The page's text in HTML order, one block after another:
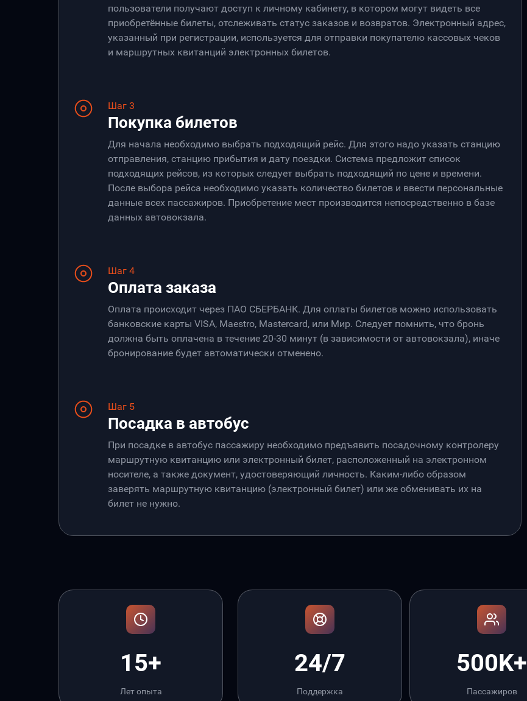
пользователи получают доступ к личному кабинету, в котором могут видеть все
приобретённые билеты, отслеживать статус заказов и возвратов. Электронный адрес,
указанный при регистрации, используется для отправки покупателю кассовых чеков
и маршрутных квитанций электронных билетов.
Шаг 3
Покупка билетов
Для начала необходимо выбрать подходящий рейс. Для этого надо указать станцию
отправления, станцию прибытия и дату поездки. Система предложит список
подходящих рейсов, из которых следует выбрать подходящий по цене и времени.
После выбора рейса необходимо указать количество билетов и ввести персональные
данные всех пассажиров. Приобретение мест производится непосредственно в базе
данных автовокзала.
Шаг 4
Оплата заказа
Оплата происходит через ПАО СБЕРБАНК. Для оплаты билетов можно использовать
банковские карты VISA, Maestro, Mastercard, или Мир. Следует помнить, что бронь
должна быть оплачена в течение 20-30 минут (в зависимости от автовокзала), иначе
бронирование будет автоматически отменено.
Шаг 5
Посадка в автобус
При посадке в автобус пассажиру необходимо предъявить посадочному контролеру
маршрутную квитанцию или электронный билет, расположенный на электронном
носителе, а также документ, удостоверяющий личность. Каким-либо образом
заверять маршрутную квитанцию (электронный билет) или же обменивать их на
билет не нужно.
15+
Лет опыта
24/7
Поддержка
500K+
Пассажиров